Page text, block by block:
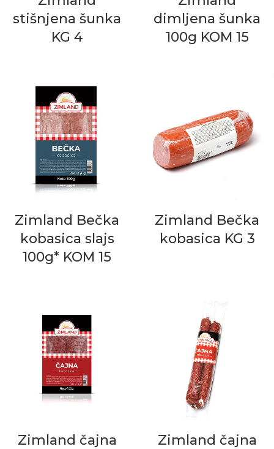
stišnjena šunka
KG 4
dimljena šunka
100g KOM 15
Zimland Bečka
kobasica slajs
100g* KOM 15
Zimland Bečka
kobasica KG 3
Zimland čajna
Zimland čajna